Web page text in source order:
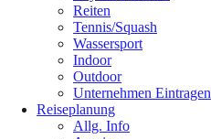
Reiten
Tennis/Squash
Wassersport
Indoor
Outdoor
Unternehmen Eintragen
Reiseplanung
Allg. Info